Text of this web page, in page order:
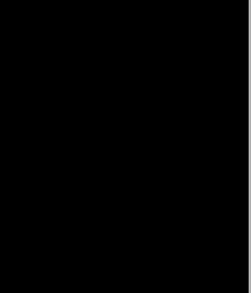
espera la noche
a Noite